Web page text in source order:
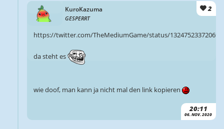
KuroKazuma
GESPERRT
2
20:11
06. NOV. 2020
https://twitter.com/TheMediumGame/status/
da steht es
wie doof, man kann ja nicht mal den link kopieren